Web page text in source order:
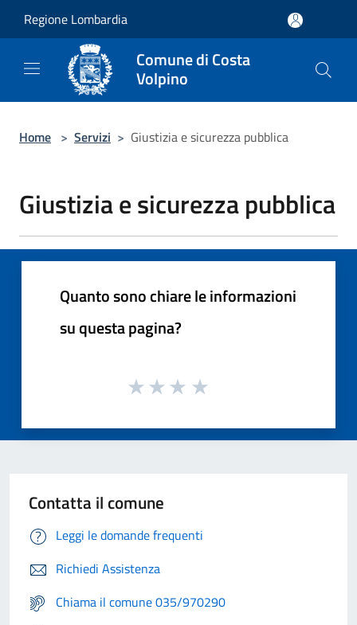
Regione Lombardia
Comune di Costa
Volpino
Home > Servizi > Giustizia e sicurezza pubblica
Giustizia e sicurezza pubblica
Quanto sono chiare le informazioni
su questa pagina?
Contatta il comune
Leggi le domande frequenti
Richiedi Assistenza
Chiama il comune 035/970290